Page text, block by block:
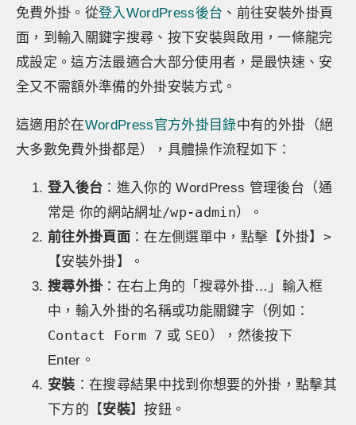
免費外掛。從登入WordPress後台 、前往安裝外掛頁
面，到輸入關鍵字搜尋、按下安裝與啟用，一條龍完
成設定。這方法最適合大部分使用者，是最快速、安
全又不需額外準備的外掛安裝方式。
這適用於在WordPress官方外掛目錄中有的外掛（絕
大多數免費外掛都是），具體操作流程如下：
登入後台 ：進入你的 WordPress 管理後台（通
常是你的網站網址/wp-admin）。
前往外掛頁面 ：在左側選單中，點擊【外掛】>
【安裝外掛】。
搜尋外掛：在右上角的「搜尋外掛…」輸入框
中，輸入外掛的名稱或功能關鍵字（例如：
Contact Form 7 或 SEO），然後按下
Enter。
安裝 ：在搜尋結果中找到你想要的外掛，點擊其
下方的【安裝】按鈕。